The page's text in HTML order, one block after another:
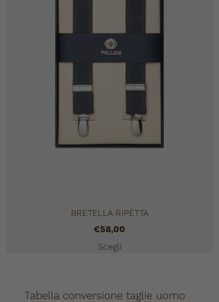
BRETELLA RIPETTA
€58,00
Scegli
Tabella conversione taglie uomo